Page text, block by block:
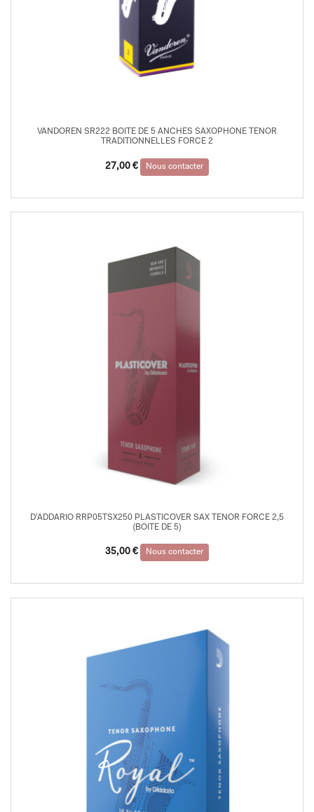
VANDOREN SR222 BOITE DE 5 ANCHES SAXOPHONE TENOR
TRADITIONNELLES FORCE 2
27,00 € Nous contacter
D’ADDARIO RRP05TSX250 PLASTICOVER SAX TENOR FORCE 2,5
(BOITE DE 5)
35,00 € Nous contacter